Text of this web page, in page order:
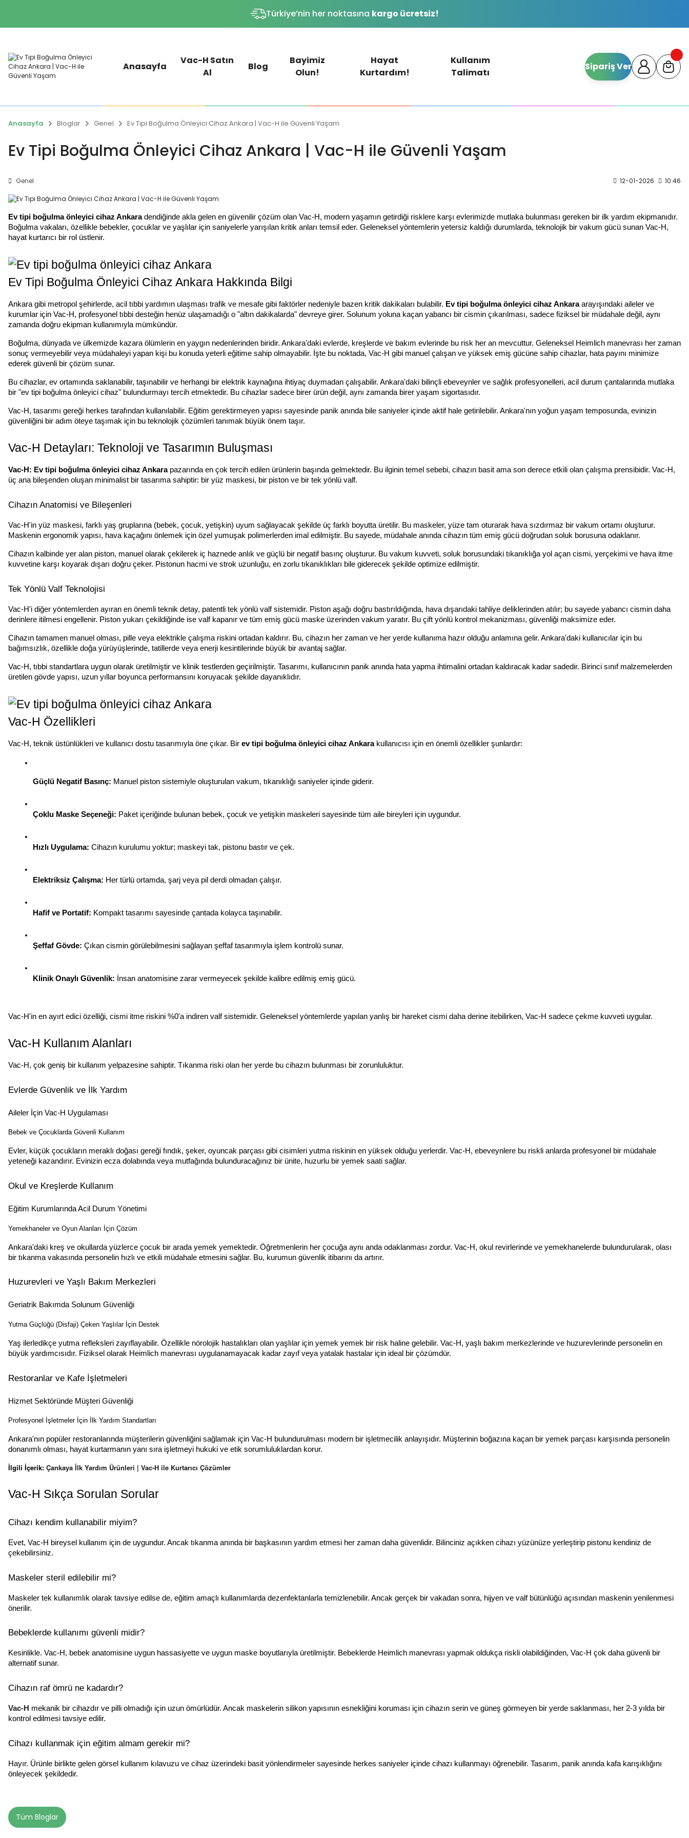
Türkiye’nin her noktasına kargo ücretsiz!
Anasayfa
Vac-H Satın
Al
Blog
Bayimiz
Olun!
Hayat
Kurtardım!
Kullanım
Talimatı
Sipariş Ver
Anasayfa Bloglar Genel Ev Tipi Boğulma Önleyici Cihaz Ankara | Vac-H ile Güvenli Yaşam
Ev Tipi Boğulma Önleyici Cihaz Ankara | Vac-H ile Güvenli Yaşam
Genel 12-01-2026 10:46
Ev tipi boğulma önleyici cihaz Ankaradendiğinde akla gelen en güvenilir çözüm olan Vac-H, modern yaşamın getirdiği risklere karşı evlerimizde mutlaka bulunması gereken bir ilk yardım ekipmanıdır.
Boğulma vakaları, özellikle bebekler, çocuklar ve yaşlılar için saniyelerle yarışılan kritik anları temsil eder. Geleneksel yöntemlerin yetersiz kaldığı durumlarda, teknolojik bir vakum gücü sunan Vac-H,
hayat kurtarıcı bir rol üstlenir.
Ev Tipi Boğulma Önleyici Cihaz Ankara Hakkında Bilgi
Ankara gibi metropol şehirlerde, acil tıbbi yardımın ulaşması trafik ve mesafe gibi faktörler nedeniyle bazen kritik dakikaları bulabilir. Ev tipi boğulma önleyici cihaz Ankaraarayışındaki aileler ve
kurumlar için Vac-H, profesyonel tıbbi desteğin henüz ulaşamadığı o "altın dakikalarda" devreye girer. Solunum yoluna kaçan yabancı bir cismin çıkarılması, sadece fiziksel bir müdahale değil, aynı
zamanda doğru ekipman kullanımıyla mümkündür.
Boğulma, dünyada ve ülkemizde kazara ölümlerin en yaygın nedenlerinden biridir. Ankara'daki evlerde, kreşlerde ve bakım evlerinde bu risk her an mevcuttur. Geleneksel Heimlich manevrası her zaman
sonuç vermeyebilir veya müdahaleyi yapan kişi bu konuda yeterli eğitime sahip olmayabilir. İşte bu noktada, Vac-H gibi manuel çalışan ve yüksek emiş gücüne sahip cihazlar, hata payını minimize
ederek güvenli bir çözüm sunar.
Bu cihazlar, ev ortamında saklanabilir, taşınabilir ve herhangi bir elektrik kaynağına ihtiyaç duymadan çalışabilir. Ankara'daki bilinçli ebeveynler ve sağlık profesyonelleri, acil durum çantalarında mutlaka
bir "ev tipi boğulma önleyici cihaz" bulundurmayı tercih etmektedir. Bu cihazlar sadece birer ürün değil, aynı zamanda birer yaşam sigortasıdır.
Vac-H, tasarımı gereği herkes tarafından kullanılabilir. Eğitim gerektirmeyen yapısı sayesinde panik anında bile saniyeler içinde aktif hale getirilebilir. Ankara'nın yoğun yaşam temposunda, evinizin
güvenliğini bir adım öteye taşımak için bu teknolojik çözümleri tanımak büyük önem taşır.
Vac-H Detayları: Teknoloji ve Tasarımın Buluşması
Vac-H: Ev tipi boğulma önleyici cihaz Ankarapazarında en çok tercih edilen ürünlerin başında gelmektedir. Bu ilginin temel sebebi, cihazın basit ama son derece etkili olan çalışma prensibidir. Vac-H,
üç ana bileşenden oluşan minimalist bir tasarıma sahiptir: bir yüz maskesi, bir piston ve bir tek yönlü valf.
Cihazın Anatomisi ve Bileşenleri
Vac-H'in yüz maskesi, farklı yaş gruplarına (bebek, çocuk, yetişkin) uyum sağlayacak şekilde üç farklı boyutta üretilir. Bu maskeler, yüze tam oturarak hava sızdırmaz bir vakum ortamı oluşturur.
Maskenin ergonomik yapısı, hava kaçağını önlemek için özel yumuşak polimerlerden imal edilmiştir. Bu sayede, müdahale anında cihazın tüm emiş gücü doğrudan soluk borusuna odaklanır.
Cihazın kalbinde yer alan piston, manuel olarak çekilerek iç haznede anlık ve güçlü bir negatif basınç oluşturur. Bu vakum kuvveti, soluk borusundaki tıkanıklığa yol açan cismi, yerçekimi ve hava itme
kuvvetine karşı koyarak dışarı doğru çeker. Pistonun hacmi ve strok uzunluğu, en zorlu tıkanıklıkları bile giderecek şekilde optimize edilmiştir.
Tek Yönlü Valf Teknolojisi
Vac-H'i diğer yöntemlerden ayıran en önemli teknik detay, patentli tek yönlü valf sistemidir. Piston aşağı doğru bastırıldığında, hava dışarıdaki tahliye deliklerinden atılır; bu sayede yabancı cismin daha
derinlere itilmesi engellenir. Piston yukarı çekildiğinde ise valf kapanır ve tüm emiş gücü maske üzerinden vakum yaratır. Bu çift yönlü kontrol mekanizması, güvenliği maksimize eder.
Cihazın tamamen manuel olması, pille veya elektrikle çalışma riskini ortadan kaldırır. Bu, cihazın her zaman ve her yerde kullanıma hazır olduğu anlamına gelir. Ankara'daki kullanıcılar için bu
bağımsızlık, özellikle doğa yürüyüşlerinde, tatillerde veya enerji kesintilerinde büyük bir avantaj sağlar.
Vac-H, tıbbi standartlara uygun olarak üretilmiştir ve klinik testlerden geçirilmiştir. Tasarımı, kullanıcının panik anında hata yapma ihtimalini ortadan kaldıracak kadar sadedir. Birinci sınıf malzemelerden
üretilen gövde yapısı, uzun yıllar boyunca performansını koruyacak şekilde dayanıklıdır.
Vac-H Özellikleri
Vac-H, teknik üstünlükleri ve kullanıcı dostu tasarımıyla öne çıkar. Bir ev tipi boğulma önleyici cihaz Ankarakullanıcısı için en önemli özellikler şunlardır:
Güçlü Negatif Basınç: Manuel piston sistemiyle oluşturulan vakum, tıkanıklığı saniyeler içinde giderir.
Çoklu Maske Seçeneği: Paket içeriğinde bulunan bebek, çocuk ve yetişkin maskeleri sayesinde tüm aile bireyleri için uygundur.
Hızlı Uygulama: Cihazın kurulumu yoktur; maskeyi tak, pistonu bastır ve çek.
Elektriksiz Çalışma: Her türlü ortamda, şarj veya pil derdi olmadan çalışır.
Hafif ve Portatif: Kompakt tasarımı sayesinde çantada kolayca taşınabilir.
Şeffaf Gövde: Çıkan cismin görülebilmesini sağlayan şeffaf tasarımıyla işlem kontrolü sunar.
Klinik Onaylı Güvenlik: İnsan anatomisine zarar vermeyecek şekilde kalibre edilmiş emiş gücü.
Vac-H'in en ayırt edici özelliği, cismi itme riskini %0'a indiren valf sistemidir. Geleneksel yöntemlerde yapılan yanlış bir hareket cismi daha derine itebilirken, Vac-H sadece çekme kuvveti uygular.
Vac-H Kullanım Alanları
Vac-H, çok geniş bir kullanım yelpazesine sahiptir. Tıkanma riski olan her yerde bu cihazın bulunması bir zorunluluktur.
Evlerde Güvenlik ve İlk Yardım
Aileler İçin Vac-H Uygulaması
Bebek ve Çocuklarda Güvenli Kullanım
Evler, küçük çocukların meraklı doğası gereği fındık, şeker, oyuncak parçası gibi cisimleri yutma riskinin en yüksek olduğu yerlerdir. Vac-H, ebeveynlere bu riskli anlarda profesyonel bir müdahale
yeteneği kazandırır. Evinizin ecza dolabında veya mutfağında bulunduracağınız bir ünite, huzurlu bir yemek saati sağlar.
Okul ve Kreşlerde Kullanım
Eğitim Kurumlarında Acil Durum Yönetimi
Yemekhaneler ve Oyun Alanları İçin Çözüm
Ankara'daki kreş ve okullarda yüzlerce çocuk bir arada yemek yemektedir. Öğretmenlerin her çocuğa aynı anda odaklanması zordur. Vac-H, okul revirlerinde ve yemekhanelerde bulundurularak, olası
bir tıkanma vakasında personelin hızlı ve etkili müdahale etmesini sağlar. Bu, kurumun güvenlik itibarını da artırır.
Huzurevleri ve Yaşlı Bakım Merkezleri
Geriatrik Bakımda Solunum Güvenliği
Yutma Güçlüğü (Disfaji) Çeken Yaşlılar İçin Destek
Yaş ilerledikçe yutma refleksleri zayıflayabilir. Özellikle nörolojik hastalıkları olan yaşlılar için yemek yemek bir risk haline gelebilir. Vac-H, yaşlı bakım merkezlerinde ve huzurevlerinde personelin en
büyük yardımcısıdır. Fiziksel olarak Heimlich manevrası uygulanamayacak kadar zayıf veya yatalak hastalar için ideal bir çözümdür.
Restoranlar ve Kafe İşletmeleri
Hizmet Sektöründe Müşteri Güvenliği
Profesyonel İşletmeler İçin İlk Yardım Standartları
Ankara'nın popüler restoranlarında müşterilerin güvenliğini sağlamak için Vac-H bulundurulması modern bir işletmecilik anlayışıdır. Müşterinin boğazına kaçan bir yemek parçası karşısında personelin
donanımlı olması, hayat kurtarmanın yanı sıra işletmeyi hukuki ve etik sorumluluklardan korur.
İlgili İçerik: Çankaya İlk Yardım Ürünleri | Vac-H ile Kurtarıcı Çözümler
Vac-H Sıkça Sorulan Sorular
Cihazı kendim kullanabilir miyim?
Evet, Vac-H bireysel kullanım için de uygundur. Ancak tıkanma anında bir başkasının yardım etmesi her zaman daha güvenlidir. Bilinciniz açıkken cihazı yüzünüze yerleştirip pistonu kendiniz de
çekebilirsiniz.
Maskeler steril edilebilir mi?
Maskeler tek kullanımlık olarak tavsiye edilse de, eğitim amaçlı kullanımlarda dezenfektanlarla temizlenebilir. Ancak gerçek bir vakadan sonra, hijyen ve valf bütünlüğü açısından maskenin yenilenmesi
önerilir.
Bebeklerde kullanımı güvenli midir?
Kesinlikle. Vac-H, bebek anatomisine uygun hassasiyette ve uygun maske boyutlarıyla üretilmiştir. Bebeklerde Heimlich manevrası yapmak oldukça riskli olabildiğinden, Vac-H çok daha güvenli bir
alternatif sunar.
Cihazın raf ömrü ne kadardır?
Vac-H mekanik bir cihazdır ve pilli olmadığı için uzun ömürlüdür. Ancak maskelerin silikon yapısının esnekliğini koruması için cihazın serin ve güneş görmeyen bir yerde saklanması, her 2-3 yılda bir
kontrol edilmesi tavsiye edilir.
Cihazı kullanmak için eğitim almam gerekir mi?
Hayır. Ürünle birlikte gelen görsel kullanım kılavuzu ve cihaz üzerindeki basit yönlendirmeler sayesinde herkes saniyeler içinde cihazı kullanmayı öğrenebilir. Tasarım, panik anında kafa karışıklığını
önleyecek şekildedir.
Tüm Bloglar